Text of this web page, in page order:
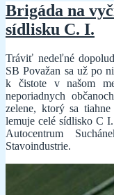
Brigáda na
sídlisku C. I.
Tráviť nedeľné
SB Považan sa už po
k čistote v našom
neporiadnych
zelene, ktorý sa
lemuje celé sídlisko C
Autocentrum
Stavoindustrie.